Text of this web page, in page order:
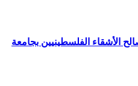
الأشقاء الفلسطينيين بجامعة